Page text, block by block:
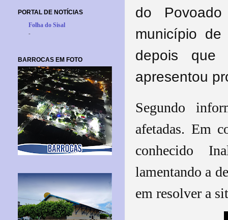
do
município de
depois que
apresentou
Segundo
afetadas. Em
conhecido
lamentando a
em resolver a
PORTAL DE NOTÍCIAS
Folha do Sisal
-
BARROCAS EM FOTO